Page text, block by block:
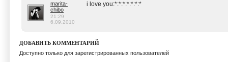
marita-
chibo
21:29
6.09.2010
i love you:*:*:*:*:*:*:*
ДОБАВИТЬ КОММЕНТАРИЙ
Доступно только для зарегистрированных пользователей